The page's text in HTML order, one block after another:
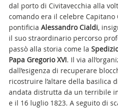
dal porto di Civitavecchia alla
comando era il celebre
pontificia Alessandro Cialdi,
il suo straordinario percorso
passò alla storia come la
Papa Gregorio XVI. Il via
dall’esigenza di recuperare
ricostruire l’altare della basilica
andata distrutta da un terribile
e il 16 luglio 1823. A seguito di